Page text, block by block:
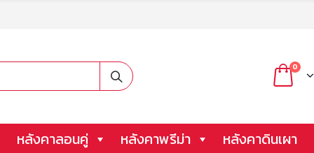
0
หลังคาลอนคู่ หลังคาพรีม่า
หลังคาดินเผา